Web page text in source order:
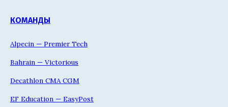
КОМАНДЫ
Alpecin — Premier Tech
Bahrain — Victorious
Decathlon CMA CGM
EF Education — EasyPost